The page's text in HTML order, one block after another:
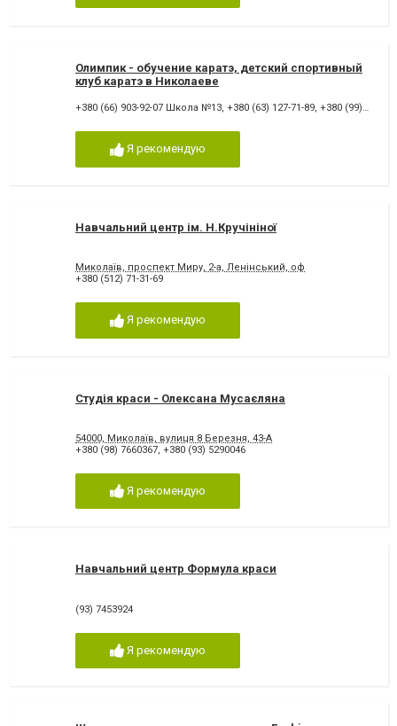
Олимпик - обучение каратэ, детский спортивный
клуб каратэ в Николаеве
+380 (66) 903-92-07 Школа №13, +380 (63) 127-71-89, +380 (99) 17-17-802 Дом творчества
Я рекомендую
Навчальний центр ім. Н.Кручініної
Миколаїв, проспект Миру, 2-а, Ленінський, оф
+380 (512) 71-31-69
Я рекомендую
Студія краси - Олексана Мусаєляна
54000, Миколаїв, вулиця 8 Березня, 43-А
+380 (98) 7660367, +380 (93) 5290046
Я рекомендую
Навчальний центр Формула краси
(93) 7453924
Я рекомендую